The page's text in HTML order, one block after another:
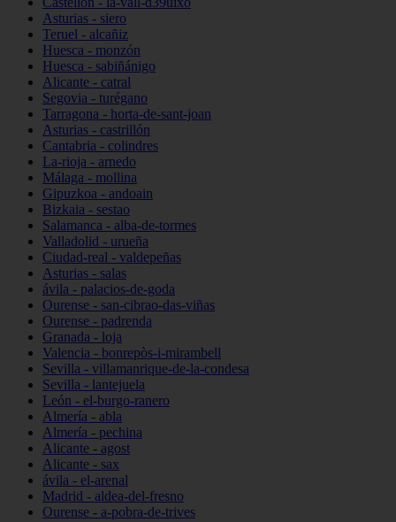
Asturias - siero
Teruel - alcañiz
Huesca - monzón
Huesca - sabiñánigo
Alicante - catral
Segovia - turégano
Tarragona - horta-de-sant-joan
Asturias - castrillón
Cantabria - colindres
La-rioja - arnedo
Málaga - mollina
Gipuzkoa - andoain
Bizkaia - sestao
Salamanca - alba-de-tormes
Valladolid - urueña
Ciudad-real - valdepeñas
Asturias - salas
ávila - palacios-de-goda
Ourense - san-cibrao-das-viñas
Ourense - padrenda
Granada - loja
Valencia - bonrepòs-i-mirambell
Sevilla - villamanrique-de-la-condesa
Sevilla - lantejuela
León - el-burgo-ranero
Almería - abla
Almería - pechina
Alicante - agost
Alicante - sax
ávila - el-arenal
Madrid - aldea-del-fresno
Ourense - a-pobra-de-trives